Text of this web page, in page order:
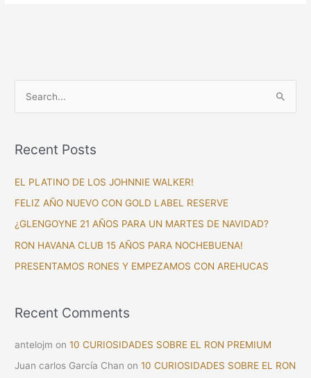
r
o
r
:
Recent Posts
EL PLATINO DE LOS JOHNNIE WALKER!
FELIZ AÑO NUEVO CON GOLD LABEL RESERVE
¿GLENGOYNE 21 AÑOS PARA UN MARTES DE NAVIDAD?
RON HAVANA CLUB 15 AÑOS PARA NOCHEBUENA!
PRESENTAMOS RONES Y EMPEZAMOS CON AREHUCAS
Recent Comments
antelojm on10 CURIOSIDADES SOBRE EL RON PREMIUM
Juan carlos García Chan on10 CURIOSIDADES SOBRE EL RON